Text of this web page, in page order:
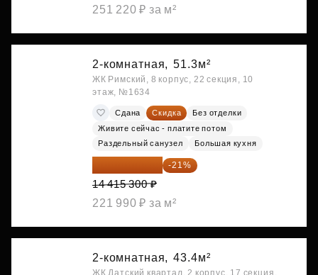
251 220 ₽ за м²
2-комнатная, 51.3м²
ЖК Римский, 8 корпус, 22 секция, 10
этаж, №1634
Сдана Скидка
Без отделки
Живите сейчас - платите потом
Раздельный санузел
Большая кухня
11 388 087 ₽ -21%
14 415 300 ₽
221 990 ₽ за м²
2-комнатная, 43.4м²
ЖК Датский квартал, 2 корпус, 17 секция,